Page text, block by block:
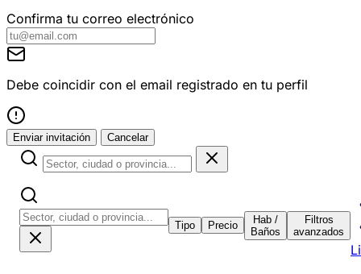
Confirma tu correo electrónico
Debe coincidir con el email registrado en tu perfil
Enviar invitación Cancelar
Tipo Precio
Hab /
Baños
Filtros
avanzados